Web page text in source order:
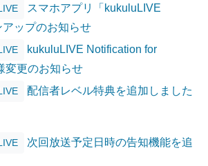
スマホアプリ「kukuluLIVE
ップのお知らせ
kukuluLIVE Notification for
変更のお知らせ
配信者レベル特典を追加しました
次回放送予定日時の告知機能を追